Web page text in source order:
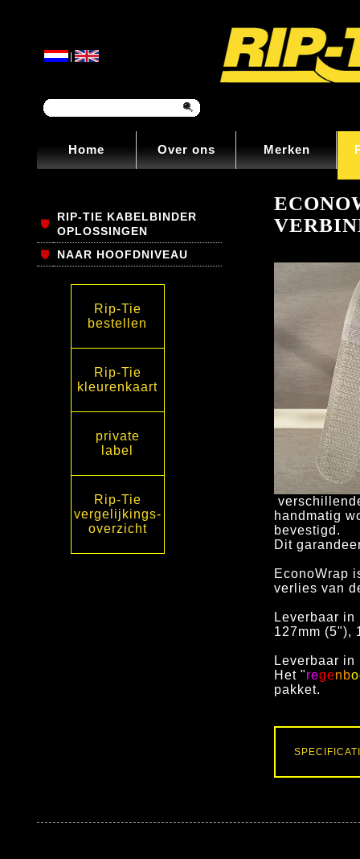
Home Over ons Merken
RIP-TIE KABELBINDER
OPLOSSINGEN
NAAR HOOFDNIVEAU
Rip-Tie
bestellen
Rip-Tie
kleurenkaart
private
label
Rip-Tie
vergelijkings-
overzicht
handmatig
bevestigd.
Dit
EconoWrap
verlies van
Leverbaar
127mm (5"),
Leverbaar in
Het "regenb
pakket.